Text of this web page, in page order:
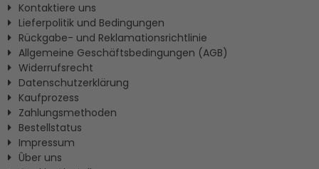
Kontaktiere uns
Lieferpolitik und Bedingungen
Rückgabe- und Reklamationsrichtlinie
Allgemeine Geschäftsbedingungen (AGB)
Widerrufsrecht
Datenschutzerklärung
Kaufprozess
Zahlungsmethoden
Bestellstatus
Impressum
Ûber uns